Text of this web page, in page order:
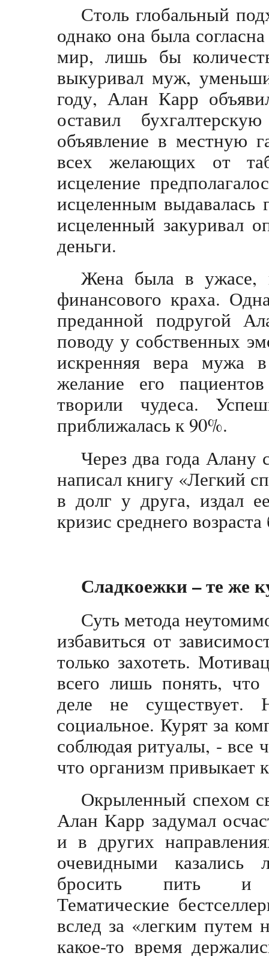
Столь глобальный
однако она была
мир, лишь бы
выкуривал муж,
году, Алан Карр
оставил
объявление в местную
всех желающих от
исцеление
исцеленным выдавалась
исцеленный закуривал
деньги.
Жена была в ужасе,
финансового краха.
преданной подругой
поводу у собственных
искренняя вера мужа
желание его
творили чудеса.
приближалась к 90%.
Через два года Алану
написал книгу «Легкий
в долг у друга, издал
кризис среднего
Сладкоежки – те же
Суть метода
избавиться от
только захотеть.
всего лишь понять,
деле не существует.
социальное. Курят за
соблюдая ритуалы, - все
что организм привыкает
Окрыленный спехом
Алан Карр задумал
и в других
очевидными казались
бросить пить и
Тематические
вслед за «легким путем
какое-то время